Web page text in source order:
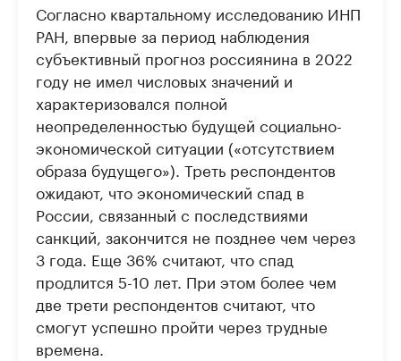
Согласно квартальному исследованию ИНП
РАН, впервые за период наблюдения
субъективный прогноз россиянина в 2022
году не имел числовых значений и
характеризовался полной
неопределенностью будущей социально-
экономической ситуации («отсутствием
образа будущего»). Треть респондентов
ожидают, что экономический спад в
России, связанный с последствиями
санкций, закончится не позднее чем через
3 года. Еще 36% считают, что спад
продлится 5-10 лет. При этом более чем
две трети респондентов считают, что
смогут успешно пройти через трудные
времена.